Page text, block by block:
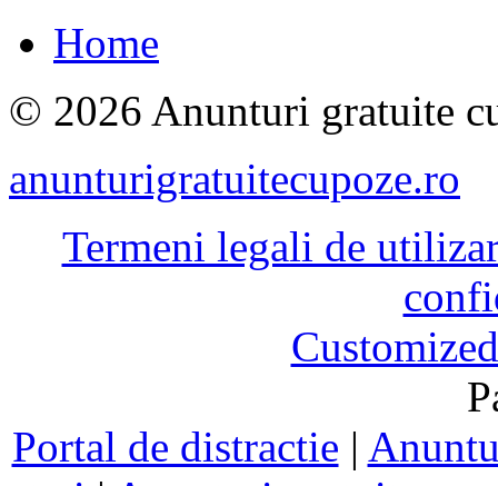
Home
© 2026 Anunturi gratuite
anunturigratuitecupoze.ro
Termeni legali de
Portal de distractie |